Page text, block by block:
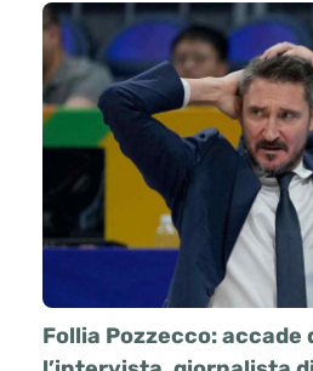
Follia Pozzecco: accade